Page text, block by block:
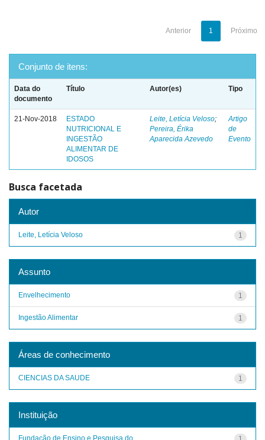
Anterior 1 Próximo
Conjunto de itens:
Data do
documento
Título Autor(es) Tipo
21-Nov-2018
ESTADO
NUTRICIONAL E
INGESTÃO
ALIMENTAR DE
IDOSOS
Leite, Letícia Veloso;
Pereira, Érika
Aparecida Azevedo
Artigo
de
Evento
Busca facetada
Autor
1
Leite, Letícia Veloso
Assunto
1
Envelhecimento
1
Ingestão Alimentar
Áreas de conhecimento
1
CIENCIAS DA SAUDE
Instituição
Fundação de Ensino e Pesquisa do ...